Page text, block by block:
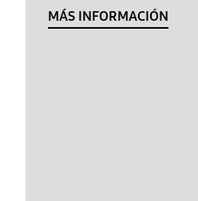
MÁS INFORMACIÓN